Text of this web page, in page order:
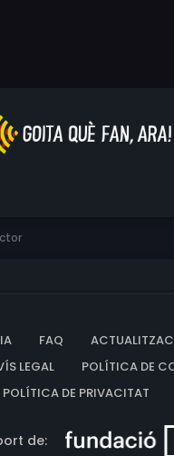
FAQ
LEGAL
POLÍTICA DE
POLÍTICA DE PRIVACITAT
de: